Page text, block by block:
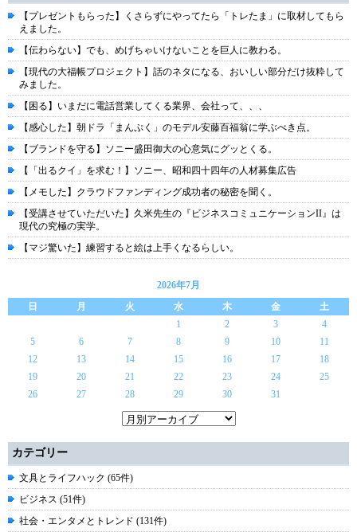
【プレゼントもらった】くさらずにやってたら「トレたま」に取材してもら
えました。
【伝わらない】でも、めげちゃいけないことを巨人に教わる。
【現代の大福帳プロジェクト】話のネタになる、おいしい部分だけ抜粋して
みました。
【困る】いまだに電話営業してくる業界、会社って、、、
【感心した】朝ドラ「まんぷく」のモデル安藤百福翁に学ぶべき点。
【ブランドを守る】ソニー盛田御大の心意気にグッとくる。
【「出るクイ」を求む！】ソニー、昭和四十四年の人材募集広告
【メモした】クラウドファンディング成功者の秘密を聞く。
【受講させていただいた】久米先生の『ビジネスコミュニケーションII』は
現代の究極の実学。
【マジ驚いた】練習すると絵は上手くなるらしい。
2026年7月
日
月 火 水 木 金
土
1
2 3
4
5
6 7 8 9 10
11
12
13 14 15 16 17
18
19
20 21 22 23 24
25
26
27 28 29 30 31
カテゴリー
文具とライフハック (65件)
ビジネス (51件)
社会・エンタメとトレンド (131件)